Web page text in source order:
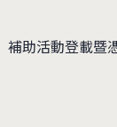
補助活動登載暨